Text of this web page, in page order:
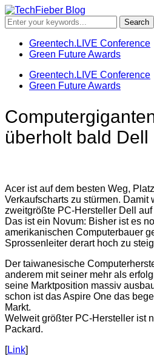
Greentech.LIVE Conference
Green Future Awards
Greentech.LIVE Conference
Green Future Awards
überholt bald Dell
Acer ist auf dem besten Weg,
Verkaufscharts zu stürmen. Damit
zweitgrößte PC-Hersteller Dell
Das ist ein Novum: Bisher ist es
amerikanischen Computerbauer
Sprossenleiter derart hoch zu
Der taiwanesische
anderem mit seiner mehr als
seine Marktposition massiv
schon ist das Aspire One das
Markt.
Welweit größter PC-Hersteller ist
Packard.
[Link]